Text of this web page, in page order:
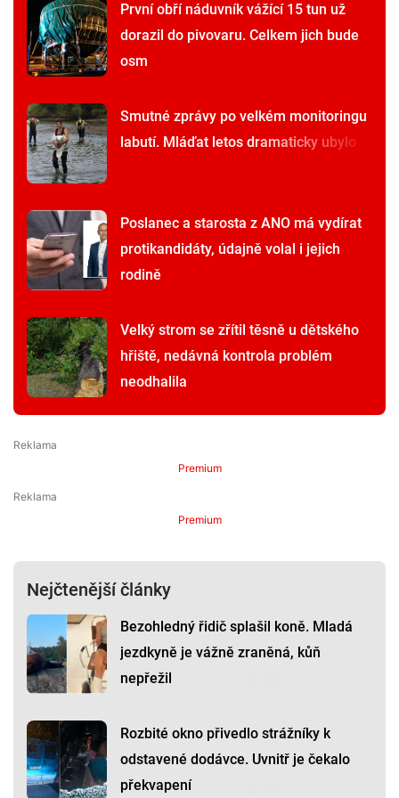
První obří náduvník vážící 15 tun už
dorazil do pivovaru. Celkem jich bude
osm
Smutné zprávy po velkém monitoringu
labutí. Mláďat letos dramaticky ubylo
Poslanec a starosta z ANO má vydírat
protikandidáty, údajně volal i jejich
rodině
Velký strom se zřítil těsně u dětského
hřiště, nedávná kontrola problém
neodhalila
Premium
Premium
Nejčtenější články
Bezohledný řidič splašil koně. Mladá
jezdkyně je vážně zraněná, kůň
nepřežil
Rozbité okno přivedlo strážníky k
odstavené dodávce. Uvnitř je čekalo
překvapení